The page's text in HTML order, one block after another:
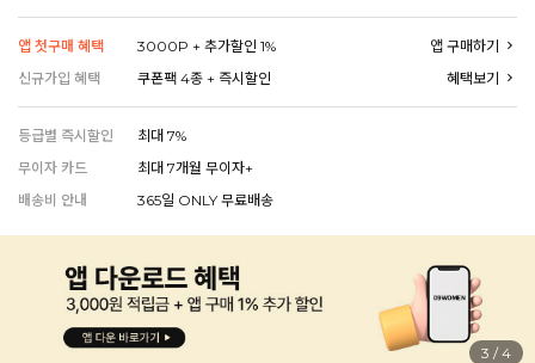
EVERY, SAY
인플루언서 PICK한 지금 꼭 필요한 장마룩!
앱 첫구매 혜택 3000P + 추가할인 1%
앱 구매하기
신규가입 혜택
쿠폰팩 4종 + 즉시할인 혜택보기
등급별 즉시할인
최대 7%
무이자 카드
최대 7개월 무이자+
배송비 안내
365일 ONLY 무료배송
4 /4